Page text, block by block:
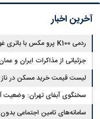
آخرین اخبار
ردمی K100 پرو مکس با باتری غول‌پیکر و شارژ بی‌سیم روانه بازار می‌شود
جزئیاتی از مذاکرات ایران و
مجلس: بیانیه‌ای شامل تصحیح
است
چقدر سرمایه نیاز دارد؟ + جدول
سخنگوی آبفای تهران: وضعیت
سامانه‌های تامین اجتماعی